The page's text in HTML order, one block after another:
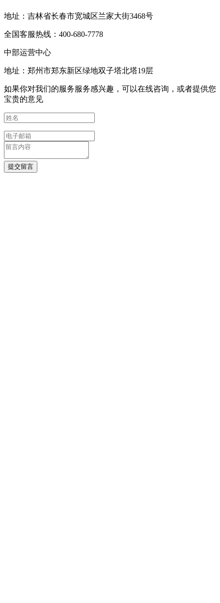
地址：吉林省长春市宽城区兰家大街3468号
全国客服热线：400-680-7778
中部运营中心
地址：郑州市郑东新区绿地双子塔北塔19层
如果你对我们的服务服务感兴趣，可以在线咨询，或者提供您
宝贵的意见
提交留言